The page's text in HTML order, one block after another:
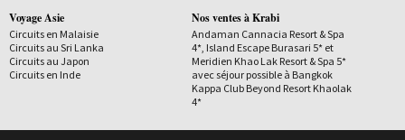
Voyage Asie
Circuits en Malaisie
Circuits au Sri Lanka
Circuits au Japon
Circuits en Inde
Nos ventes à Krabi
Andaman Cannacia Resort & Spa
4*, Island Escape Burasari 5* et
Meridien Khao Lak Resort & Spa 5*
avec séjour possible à Bangkok
Kappa Club Beyond Resort Khaolak
4*